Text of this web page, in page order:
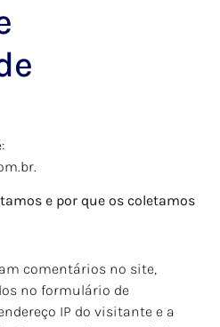
e por que os coletamos
comentários no site,
no formulário de
IP do visitante e a